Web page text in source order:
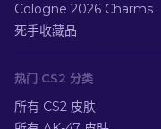
Cologne 2026 Charms
死手收藏品
热门 CS2 分类
所有 CS2 皮肤